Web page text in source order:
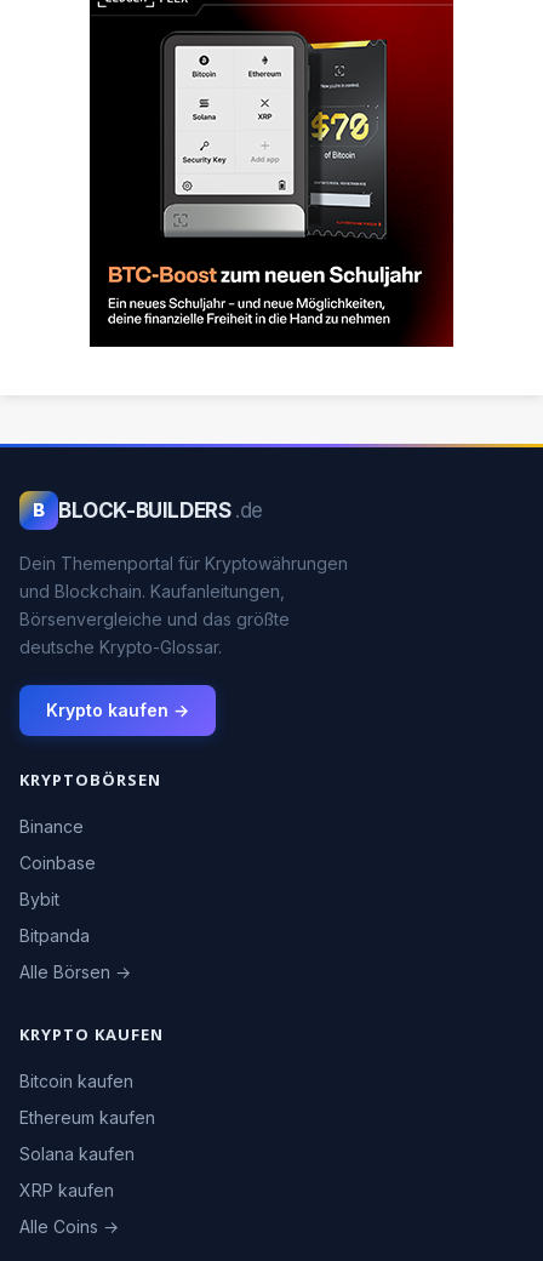
B BLOCK-BUILDERS .de
Dein Themenportal für Kryptowährungen
und Blockchain. Kaufanleitungen,
Börsenvergleiche und das größte
deutsche Krypto-Glossar.
Krypto kaufen →
KRYPTOBÖRSEN
Binance
Coinbase
Bybit
Bitpanda
Alle Börsen →
KRYPTO KAUFEN
Bitcoin kaufen
Ethereum kaufen
Solana kaufen
XRP kaufen
Alle Coins →